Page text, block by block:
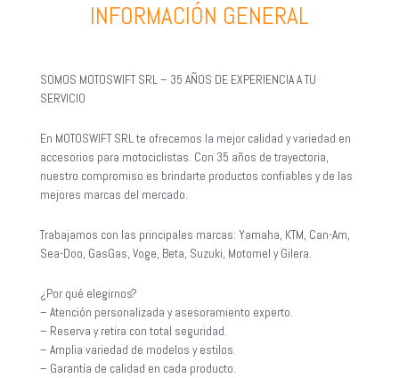
INFORMACIÓN GENERAL
SOMOS MOTOSWIFT SRL – 35 AÑOS DE EXPERIENCIA A TU
SERVICIO
En MOTOSWIFT SRL te ofrecemos la mejor calidad y variedad en
accesorios para motociclistas. Con 35 años de trayectoria,
nuestro compromiso es brindarte productos confiables y de las
mejores marcas del mercado.
Trabajamos con las principales marcas: Yamaha, KTM, Can-Am,
Sea-Doo, GasGas, Voge, Beta, Suzuki, Motomel y Gilera.
¿Por qué elegirnos?
– Atención personalizada y asesoramiento experto.
– Reserva y retira con total seguridad.
– Amplia variedad de modelos y estilos.
– Garantía de calidad en cada producto.